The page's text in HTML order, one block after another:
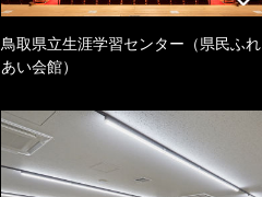
鳥取県立生涯学習センター（県民ふれ
あい会館）